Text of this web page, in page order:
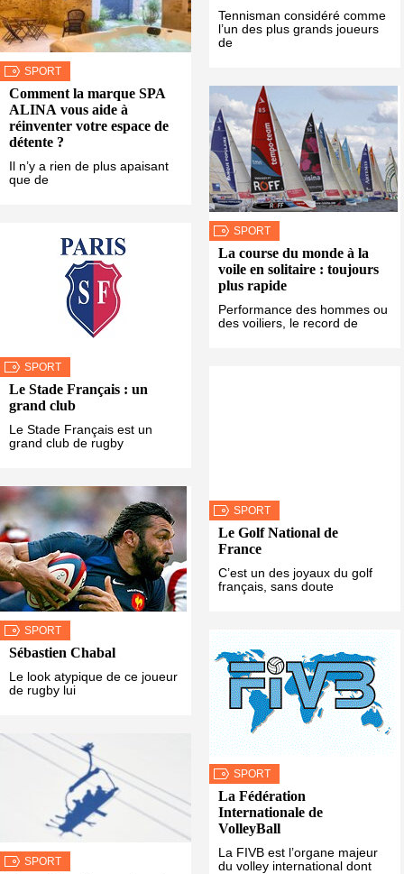
Tennisman considéré comme
l’un des plus grands joueurs
de
SPORT
Comment la marque SPA
ALINA vous aide à
réinventer votre espace de
détente ?
Il n’y a rien de plus apaisant
que de
SPORT
La course du monde à la
voile en solitaire : toujours
plus rapide
Performance des hommes ou
des voiliers, le record de
SPORT
Le Stade Français : un
grand club
Le Stade Français est un
grand club de rugby
SPORT
Le Golf National de
France
C’est un des joyaux du golf
français, sans doute
SPORT
Sébastien Chabal
Le look atypique de ce joueur
de rugby lui
SPORT
La Fédération
Internationale de
VolleyBall
La FIVB est l’organe majeur
du volley international dont
SPORT